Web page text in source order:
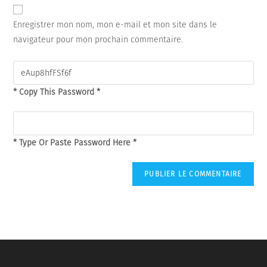
comment
de
Enregistrer mon nom, mon e-mail et mon site dans le
navigateur pour mon prochain commentaire.
* Copy This Password *
* Type Or Paste Password Here *